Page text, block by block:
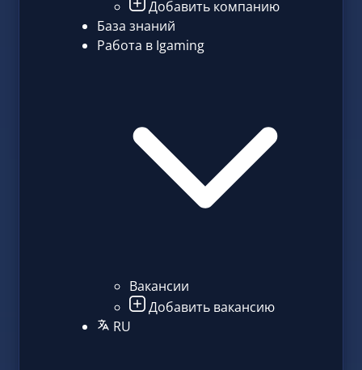
Добавить компанию
База знаний
Работа в Igaming
Вакансии
Добавить вакансию
RU